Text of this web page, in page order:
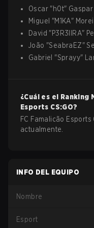
Oscar "h0t" Gaspar
Miguel "M1KA"
David "P3R3IIRA"
João "SeabraEZ"
Gabriel "Sprayy"
¿Cuál es el
Esports CS:GO?
FC Famalicão
actualmente.
INFO DEL EQUIPO
Nombre
Esport